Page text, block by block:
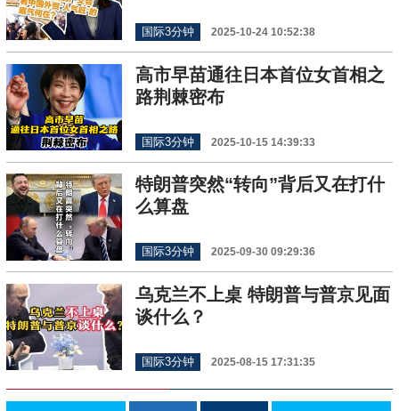
国际3分钟 2025-10-24 10:52:38
高市早苗通往日本首位女首相之
路荆棘密布
国际3分钟 2025-10-15 14:39:33
特朗普突然“转向”背后又在打什
么算盘
国际3分钟 2025-09-30 09:29:36
乌克兰不上桌 特朗普与普京见面
谈什么？
国际3分钟 2025-08-15 17:31:35